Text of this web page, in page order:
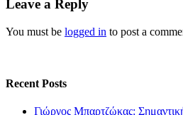
Leave a Reply
You must be logged in to post a
Recent Posts
Γιώργος Μπαρτζώκας: